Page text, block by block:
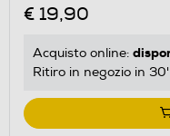
€ 19,90
Acquisto online:
Ritiro in negozio in